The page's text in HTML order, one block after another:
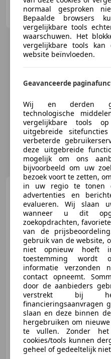
C. de Bruin Personenauto's B.V.
NL-2913 LP NIEUWERKERK AAN
03/2008 76.647 km
Centrale deurvergrendeling met
Aalberts Bedrijfswagens B.V.
normaal gesproken
Bepaalde browsers
vergelijkbare tools
waarschuwen. Het
vergelijkbare tools
website beïnvloeden.
Geavanceerde
Wij en derden
technologische
vergelijkbare tools
uitgebreide
verbeterde
deze uitgebreide
mogelijk om ons
bijvoorbeeld om uw
bezoek voort te zetten,
in uw regio te tonen
advertenties en
evalueren. Wij slaan
wanneer u dit
zoekopdrachten,
van de
gebruik van de website,
niet opnieuw hoeft
toestemming wordt
informatie verzonden
contact opneemt.
door de aanbieders
verstrekt bij
financieringsaanvragen
slaan en deze binnen
hergebruiken om
te vullen. Zonder
cookies/tools kunnen
geheel of gedeeltelijk